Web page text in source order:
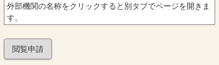
外部機関の名称をクリックすると別タブでページを開きま
す。
閲覧申請